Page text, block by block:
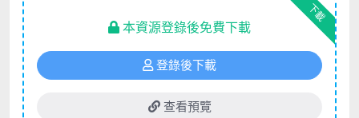
下載
本資源登錄後免費下載
登錄後下載
查看預覽